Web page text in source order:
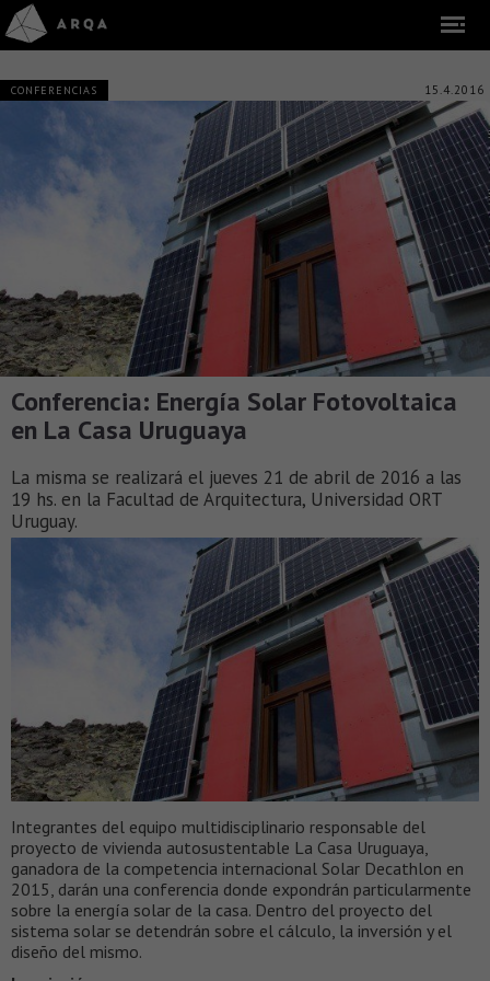
CONFERENCIAS 15.4.2016
Conferencia: Energía Solar Fotovoltaica
en La Casa Uruguaya
La misma se realizará el jueves 21 de abril de 2016 a las
19 hs. en la Facultad de Arquitectura, Universidad ORT
Uruguay.
Integrantes del equipo multidisciplinario responsable del
proyecto de vivienda autosustentable La Casa Uruguaya,
ganadora de la competencia internacional Solar Decathlon en
2015, darán una conferencia donde expondrán particularmente
sobre la energía solar de la casa. Dentro del proyecto del
sistema solar se detendrán sobre el cálculo, la inversión y el
diseño del mismo.